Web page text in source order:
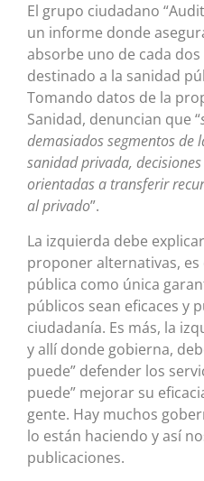
El grupo ciudadano
un informe donde
absorbe uno de cada
destinado a la sanidad
Tomando datos de la
Sanidad, denuncian que “
demasiados segmentos de
sanidad privada,
orientadas a transferir
al privado”.
La izquierda debe
proponer alternativas,
pública como única
públicos sean eficaces y
ciudadanía. Es más, la
y allí donde gobierna,
puede” defender los
puede” mejorar su
gente. Hay muchos
lo están haciendo y así
publicaciones.